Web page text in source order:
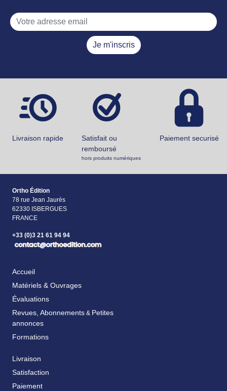
Je m'inscris
Livraison rapide
Satisfait ou
remboursé
hors produits numériques
Paiement securisé
Ortho Édition
78 rue Jean Jaurès
62330 ISBERGUES
FRANCE
+33 (0)3 21 61 94 94
Accueil
Matériels & Ouvrages
Évaluations
Revues, Abonnements & Petites
annonces
Formations
Livraison
Satisfaction
Paiement